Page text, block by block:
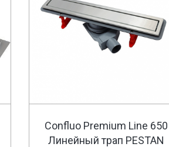
Confluo Premium Line 650
Линейный трап PESTAN